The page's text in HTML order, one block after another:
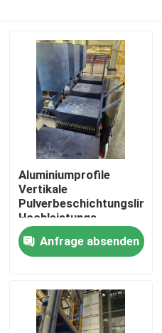
Aluminiumprofile
Vertikale
Pulverbeschichtungslinie
Hochleistungs-
Anfrage absenden